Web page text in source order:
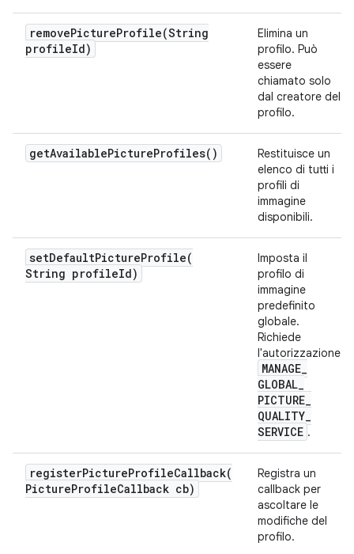
removePictureProfile(String
profileId)
Elimina un
profilo. Può
essere
chiamato solo
dal creatore del
profilo.
getAvailablePictureProfiles( )
Restituisce un
elenco di tutti i
profili di
immagine
disponibili.
setDefaultPictureProfile(
String profileId)
Imposta il
profilo di
immagine
predefinito
globale.
Richiede
l'autorizzazione
MANAGE
GLOBAL
PICTURE
QUALITY
SERVICE .
registerPictureProfileCallback(
PictureProfileCallback cb)
Registra un
callback per
ascoltare le
modifiche del
profilo.